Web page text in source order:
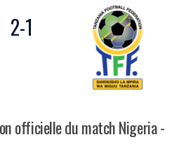
2-1
officielle du match Nigeria -